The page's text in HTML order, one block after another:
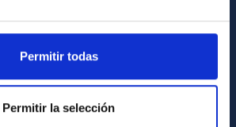
Permitir todas
Permitir la selección
de género
Sostenibilidad